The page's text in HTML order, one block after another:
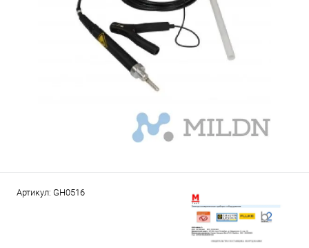
Артикул: GH0516